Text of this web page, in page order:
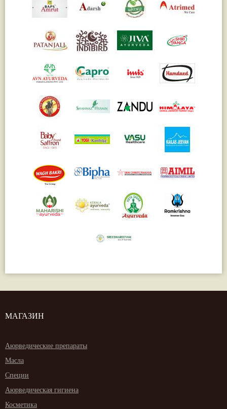
МАГАЗИН
Аюрведические препараты
Масла
Специи
Аюрведическая гигиена
Косметика